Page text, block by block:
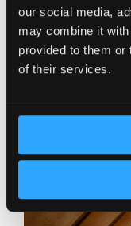
our social media,
may combine it
provided to them or
of their services.